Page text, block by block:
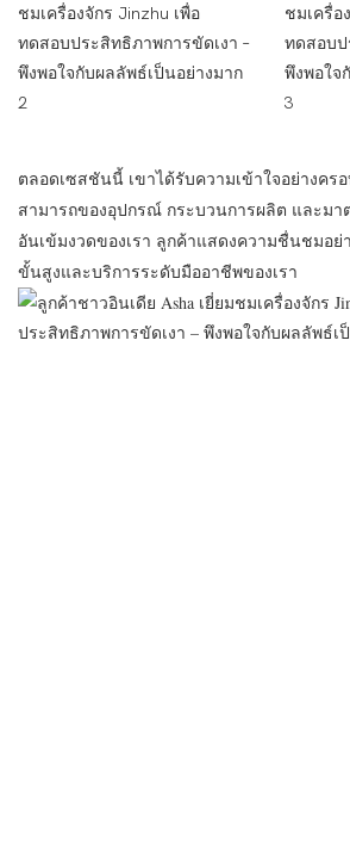
ตลอดเซสชันนี้ เขาได้รับความเข้าใจอย่างคร
สามารถของอุปกรณ์ กระบวนการผลิต และม
อันเข้มงวดของเรา ลูกค้าแสดงความชื่นชมอย่
ขั้นสูงและบริการระดับมืออาชีพของเรา